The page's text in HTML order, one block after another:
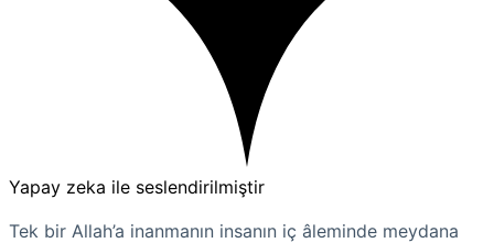
Yapay zeka ile seslendirilmiştir
Tek bir Allah’a inanmanın insanın iç âleminde meydana